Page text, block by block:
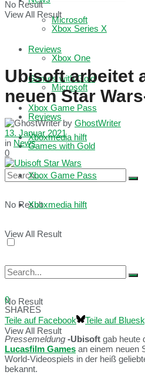
Microsoft
Reviews
Games with Gold
Xbox Game Pass
Xboxmedia hilft
No Result
View All Result
Xbox Series X
Xbox One
Microsoft
Reviews
Games with Gold
Xbox Game Pass
Xboxmedia hilft
No Result
View All Result
No Result
View All Result
Ubisoft arbeitet
neuen Star
by GhostWriter
13. Januar 2021
in News
0
0
SHARES
Teile auf Facebook
Teile auf
Pressemeldung -Ubisoft gab heute
Lucasfilm Games an einem neuen
World-Videospiels in der heiß
bekannt.